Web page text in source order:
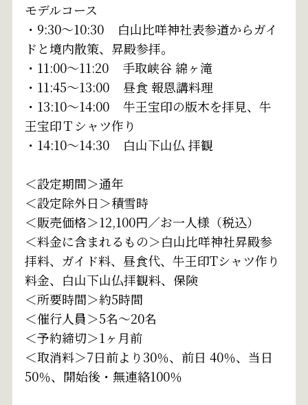
モデルコース
・9:30～10:30 白山比咩神社表参道からガイ
ドと境内散策、昇殿参拝。
・11:00～11:20 手取峡谷 綿ヶ滝
・11:45～13:00 昼食 報恩講料理
・13:10～14:00 牛王宝印の版木を拝見、牛
王宝印Ｔシャツ作り
・14:10～14:30 白山下山仏 拝観
＜設定期間＞通年
＜設定除外日＞積雪時
＜販売価格＞12,100円／お一人様（税込）
＜料金に含まれるもの＞白山比咩神社昇殿参
拝料、ガイド料、昼食代、牛王印Tシャツ作り
料金、白山下山仏拝観料、保険
＜所要時間＞約5時間
＜催行人員＞5名～20名
＜予約締切＞1ヶ月前
＜取消料＞7日前より30％、前日 40％、当日
50％、開始後・無連絡100％